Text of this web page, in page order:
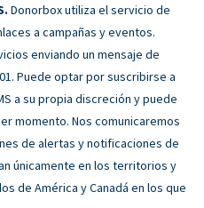
Donorbox utiliza el servicio de
a campañas y eventos.
enviando un mensaje de
Puede optar por suscribirse a
a su propia discreción y puede
momento. Nos comunicaremos
de alertas y notificaciones de
únicamente en los territorios y
de América y Canadá en los que